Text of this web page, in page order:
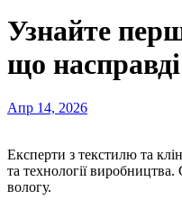
Узнайте
що насправді
Апр 14, 2026
Експерти з текстилю та
та технології
вологу.